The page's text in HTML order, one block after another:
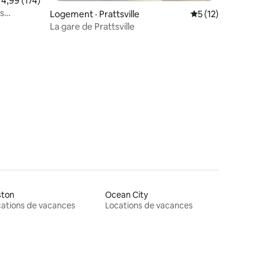
Logement · Prattsville Note moyenne
5 (12)
La gare de Prattsville
de vacances
Ocean City
Locations de vacances